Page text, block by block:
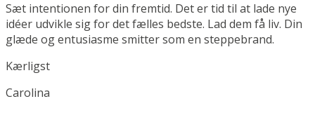
Sæt intentionen for din fremtid. Det er tid til at lade nye
idéer udvikle sig for det fælles bedste. Lad dem få liv. Din
glæde og entusiasme smitter som en steppebrand.
Kærligst
Carolina